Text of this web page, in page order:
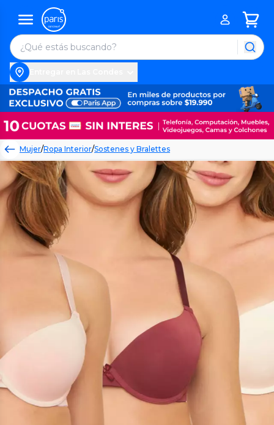
Mujer/Ropa Interior/Sostenes y Bralettes